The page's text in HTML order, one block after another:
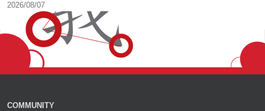
2026/08/07
COMMUNITY